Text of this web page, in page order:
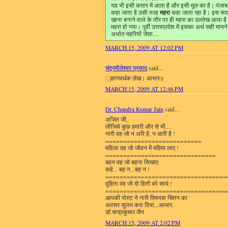
यह भी इसी कतार में आता है और इसी मूल का है। पंजाब
कहा जाता है उसी तरह महराकहा जाता रहा है। इस
खाना बनाने वाले के तौर पर ही महरा का उल्लेख आया
महरा हो गया। पूर्वी उत्तरप्रदेश में इसका अर्थ सही
अर्थात महरियों जैसा....
MARCH 15, 2009 AT 12:02 PM
चंद्रमौलेश्वर प्रसाद said...
्ज्ञानवर्धक लेख। आभार॥
MARCH 15, 2009 AT 12:46 PM
Dr. Chandra Kumar Jain said...
अजित जी,
लीजिये कुछ हमारी और से भी....
नारी वह जो न अरि है, न आरी है !
===========================
महिला वह जो जीवन में महिमा लाए !
===============================
बहन वह जो बहना सिखाए
कहे... बह न...बह न !
दुहिता वह जो दो हितों को साधे !
आपकी पोस्ट ने नारी विषयक चिंतन का
अवसर सुलभ करा दिया...आभार.
डॉ.चन्द्रकुमार जैन
MARCH 15, 2009 AT 2:02 PM